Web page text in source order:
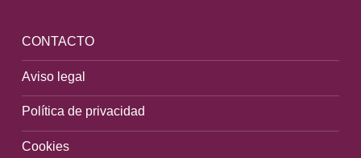
CONTACTO
Aviso legal
Política de privacidad
Cookies